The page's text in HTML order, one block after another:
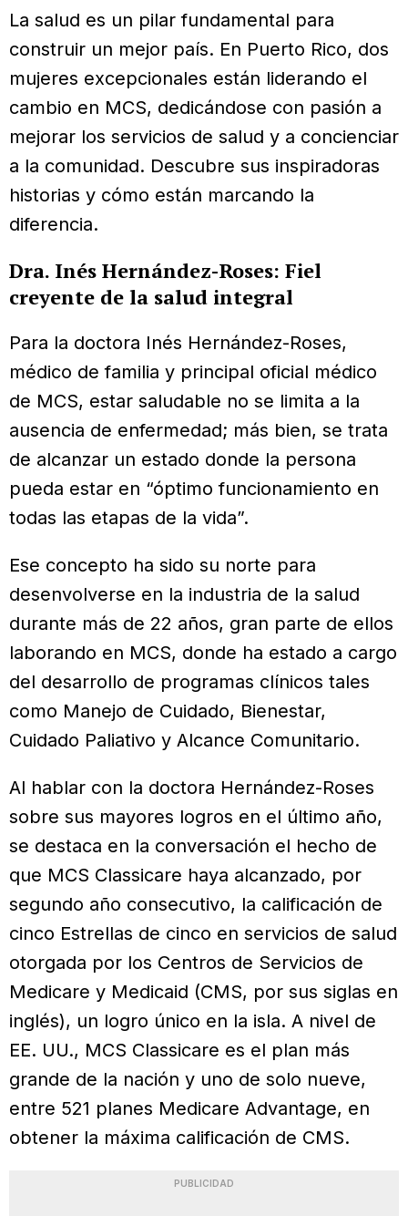
La salud es un pilar fundamental para
construir un mejor país. En Puerto Rico, dos
mujeres excepcionales están liderando el
cambio en MCS, dedicándose con pasión a
mejorar los servicios de salud y a concienciar
a la comunidad. Descubre sus inspiradoras
historias y cómo están marcando la
diferencia.
Dra. Inés Hernández-Roses: Fiel
creyente de la salud integral
Para la doctora Inés Hernández-Roses,
médico de familia y principal oficial médico
de MCS, estar saludable no se limita a la
ausencia de enfermedad; más bien, se trata
de alcanzar un estado donde la persona
pueda estar en “óptimo funcionamiento en
todas las etapas de la vida”.
Ese concepto ha sido su norte para
desenvolverse en la industria de la salud
durante más de 22 años, gran parte de ellos
laborando en MCS, donde ha estado a cargo
del desarrollo de programas clínicos tales
como Manejo de Cuidado, Bienestar,
Cuidado Paliativo y Alcance Comunitario.
Al hablar con la doctora Hernández-Roses
sobre sus mayores logros en el último año,
se destaca en la conversación el hecho de
que MCS Classicare haya alcanzado, por
segundo año consecutivo, la calificación de
cinco Estrellas de cinco en servicios de salud
otorgada por los Centros de Servicios de
Medicare y Medicaid (CMS, por sus siglas en
inglés), un logro único en la isla. A nivel de
EE. UU., MCS Classicare es el plan más
grande de la nación y uno de solo nueve,
entre 521 planes Medicare Advantage, en
obtener la máxima calificación de CMS.
PUBLICIDAD